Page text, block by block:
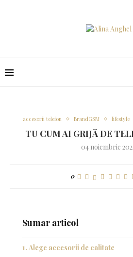
accesorii telefon BrandGSM lifestyle
TU CUM AI GRIJĂ DE
04 noiembrie
0
Sumar articol
Alege accesorii de calitate